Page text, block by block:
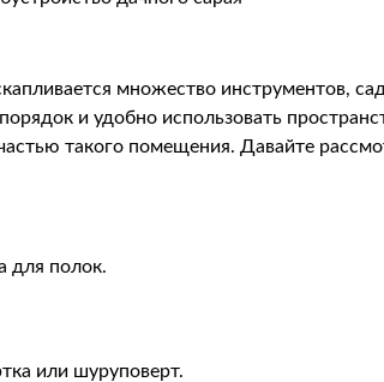
множество инструментов,
и удобно использовать
такого помещения. Давайте
для полок.
или шуруповерт.